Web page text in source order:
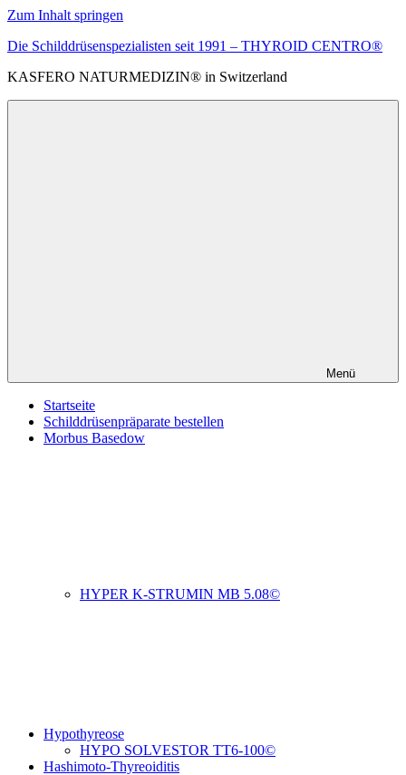
Zum Inhalt springen
Die Schilddrüsenspezialisten seit 1991 – THYROID CENTRO®
KASFERO NATURMEDIZIN® in Switzerland
Menü
Startseite
Schilddrüsenpräparate bestellen
Morbus Basedow
HYPER K-STRUMIN MB 5.08©
Hypothyreose
HYPO SOLVESTOR TT6-100©
Hashimoto-Thyreoiditis